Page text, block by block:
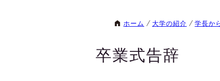
ホーム 大学の紹介 学長か
卒業式告辞